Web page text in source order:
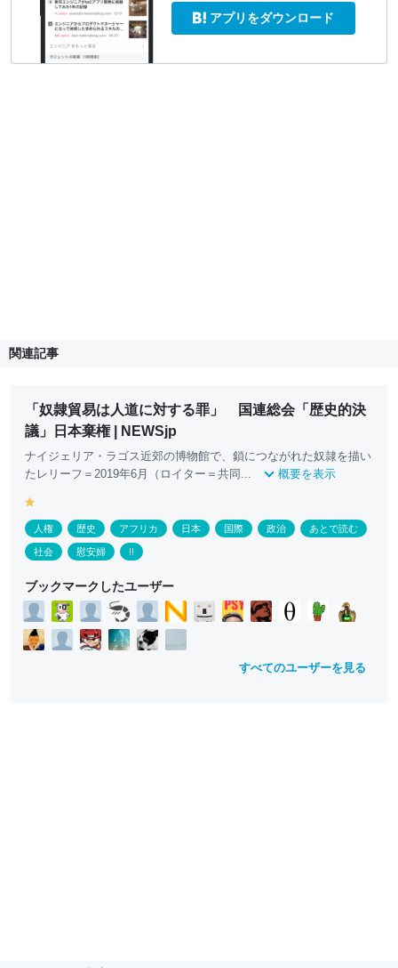
アプリをダウンロード
関連記事
「奴隷貿易は人道に対する罪」 国連総会「歴史的決
議」日本棄権 | NEWSjp
ナイジェリア・ラゴス近郊の博物館で、鎖につながれた奴隷を描い
たレリーフ＝2019年6月（ロイター＝共同...
概要を表示
e
ll
o
人権 歴史 アフリカ 日本 国際 政治 あとで読む
社会 慰安婦 !!
ブックマークしたユーザー
すべてのユーザーを見る